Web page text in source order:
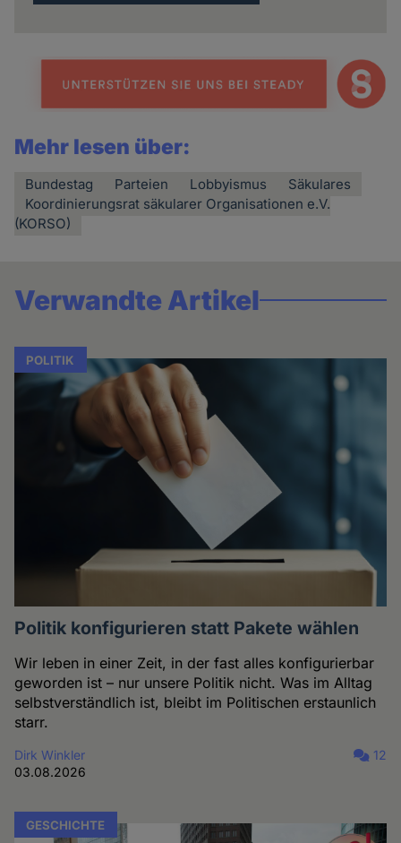
Mehr lesen über:
Bundestag Parteien Lobbyismus
Säkulares
Koordinierungsrat säkularer Organisationen e.V.
(KORSO)
Verwandte Artikel
POLITIK
Politik konfigurieren statt Pakete wählen
Wir leben in einer Zeit, in der fast alles konfigurierbar
geworden ist – nur unsere Politik nicht. Was im Alltag
selbstverständlich ist, bleibt im Politischen erstaunlich
starr.
Dirk Winkler
03.08.2026
12
GESCHICHTE